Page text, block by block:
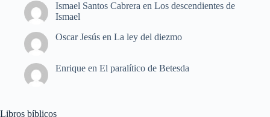
Ismael Santos Cabrera en Los descendientes de
Ismael
Oscar Jesús en La ley del diezmo
Enrique en El paralítico de Betesda
Libros bíblicos